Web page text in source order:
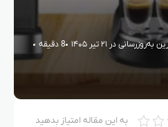
به‌روزرسانی در ۲۱ تیر ۱۴۰۵ 8 دقیقه
به این مقاله امتیاز بدهید